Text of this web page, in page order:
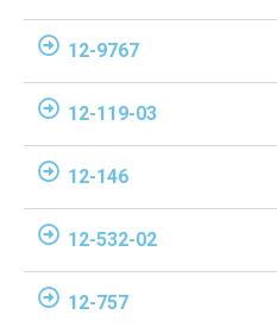
12-9767
12-119-03
12-146
12-532-02
12-757